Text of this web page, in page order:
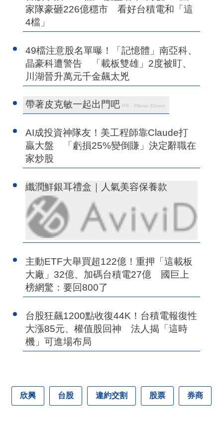
家隊豪砸226億穩市 看好台積電和「這
4檔」
49檔注意股名單曝！「記憶體」南亞科、
晶豪科遭警告 「載板雙雄」2度被盯、
川湖晉升萬元千金飆太兇
帶著皮克敏一起出門吧 PR・Pikmin Bloom
AI成投資神隊友！美工程師靠Claude打
贏大盤 「虧損25%變倒賺」決定辭職在
家炒股
纖潤鮮銀耳禮盒｜人氣美容保養款
主動ETF大舉買超122億！重押「這載板
大廠」32億、加碼台積電27億 國巨上
榜網驚：要回800了
台股狂飆1200點收復44K！台積電報復性
大漲85元、權值股回神 法人揭「這時
機」可進場布局
欣興 台股 違約交割 股票 券商